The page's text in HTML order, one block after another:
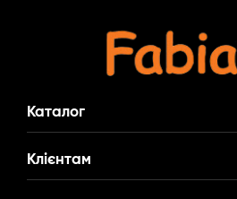
Каталог
Акційні Комплекти
Клієнтам